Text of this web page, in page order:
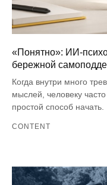
«Понятно»: ИИ-
бережной
Когда внутри много
мыслей, человеку
простой способ начать.
CONTENT